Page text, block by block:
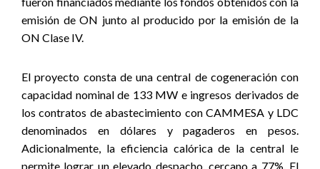
emisión de ON junto al producido por la emisión de la
ON Clase IV.
El proyecto consta de una central de cogeneración con
capacidad nominal de 133 MW e ingresos derivados de
los contratos de abastecimiento con CAMMESA y LDC
denominados en dólares y pagaderos en pesos.
Adicionalmente, la eficiencia calórica de la central le
permite lograr un elevado despacho, cercano a 77%. El